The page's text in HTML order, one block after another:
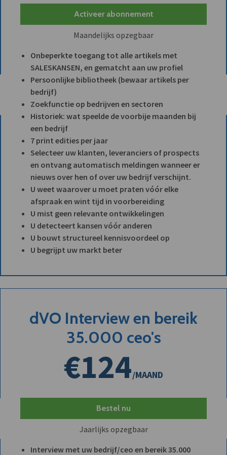
Activeer abonnement
Maandelijks opzegbaar
Onbeperkte toegang tot alle artikels met
SALESKANSEN, en gematcht aan uw profiel
Persoonlijke bibliotheek (bewaar artikels per
bedrijf)
Zoekfunctie op bedrijven en sectoren
Historiek: wat speelde de voorbije maanden bij
een bedrijf
7 print edities per jaar
Selecteer uw klanten, leveranciers of prospects
en ontvang automatisch meldingen wanneer er
nieuws over hen of over uw bedrijf verschijnt.
U weet waarover u moet praten vóór elke
afspraak en wint tijd in voorbereiding
U mist geen relevante ontwikkelingen
U detecteert kansen vóór anderen
U bouwt structureel kennisvoordeel op
U begrijpt uw markt beter
dVO Interview en bereik
35.000 ceo's
€124/MAAND
Bestel nu
Jaarlijks opzegbaar
Interview met uw bedrijf/ceo en bereik 35.000